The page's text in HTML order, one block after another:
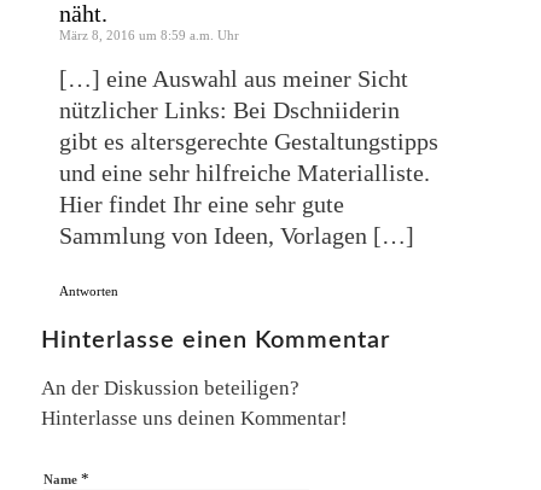
näht.
März 8, 2016 um 8:59 a.m. Uhr
[…] eine Auswahl aus meiner Sicht
nützlicher Links: Bei Dschniiderin
gibt es altersgerechte Gestaltungstipps
und eine sehr hilfreiche Materialliste.
Hier findet Ihr eine sehr gute
Sammlung von Ideen, Vorlagen […]
Antworten
Hinterlasse einen Kommentar
An der Diskussion beteiligen?
Hinterlasse uns deinen Kommentar!
Name *